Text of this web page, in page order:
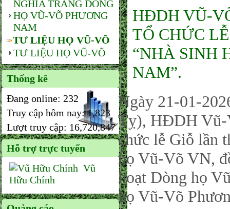
NGHĨA TRANG DÒNG
HỌ VŨ-VÕ PHƯƠNG
NAM
TƯ LIỆU HỌ VŨ-VÕ
TƯ LIỆU HỌ VŨ-VÕ
Thống kê
Đang online: 232
Truy cập hôm nay:1,823
Lượt truy cập: 16,720,847
Hỗ trợ trực tuyến
Vũ
Hữu Chính
HĐDH VŨ-
TỔ CHỨC
“NHÀ SINH
NAM”.
Ngày 21-01-
Tỵ), HĐDH Vũ-
chức lễ Giỗ lần
họ Vũ-Võ VN,
hoạt Dòng họ
họ Vũ-Võ